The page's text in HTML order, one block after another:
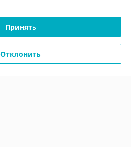
Принять
Отклонить